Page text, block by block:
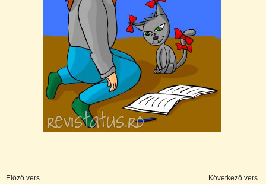
Előző vers
Következő vers